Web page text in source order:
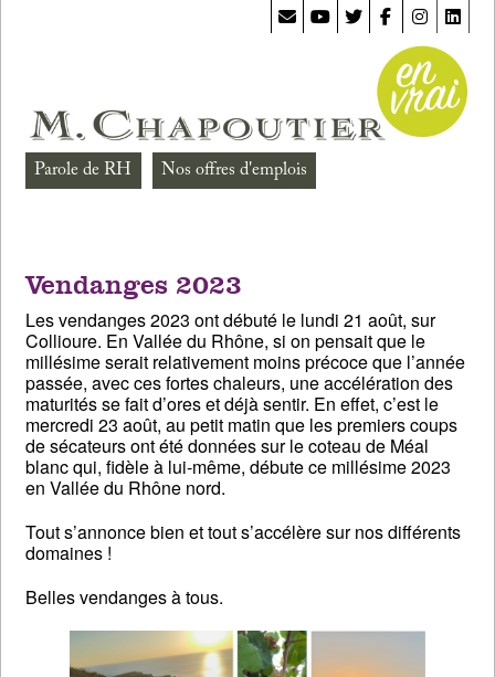
Parole de RH Nos offres d'emplois
Vendanges 2023
Les vendanges 2023 ont débuté le lundi 21 août, sur
Collioure. En Vallée du Rhône, si on pensait que le
millésime serait relativement moins précoce que l’année
passée, avec ces fortes chaleurs, une accélération des
maturités se fait d’ores et déjà sentir. En effet, c’est le
mercredi 23 août, au petit matin que les premiers coups
de sécateurs ont été données sur le coteau de Méal
blanc qui, fidèle à lui-même, débute ce millésime 2023
en Vallée du Rhône nord.
Tout s’annonce bien et tout s’accélère sur nos différents
domaines !
Belles vendanges à tous.